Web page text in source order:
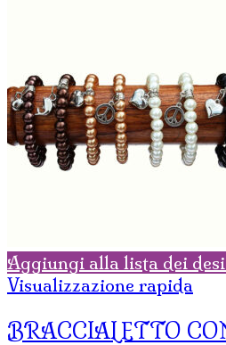
Aggiungi alla lista dei
Visualizzazione rapida
BRACCIALETTO